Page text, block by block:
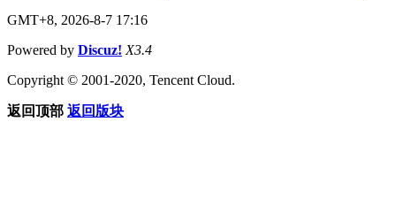
GMT+8, 2026-8-7 17:16
Powered by Discuz! X3.4
Copyright © 2001-2020, Tencent Cloud.
返回顶部 返回版块